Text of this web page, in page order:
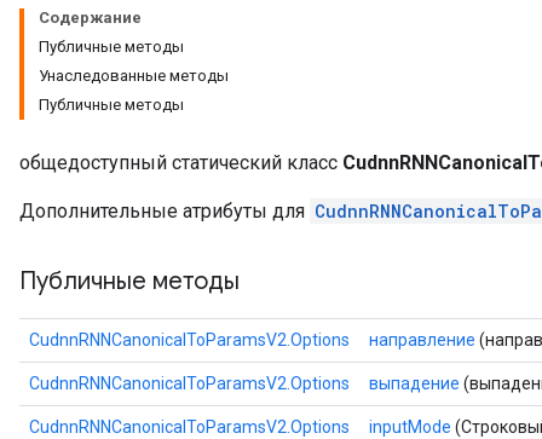
Содержание
Публичные методы
Унаследованные методы
Публичные методы
общедоступный статический класс
Дополнительные атрибуты для
Публичные методы
CudnnRNNCanonicalToParamsV2.Options направление
CudnnRNNCanonicalToParamsV2.Options выпадение
CudnnRNNCanonicalToParamsV2.Options inputMode